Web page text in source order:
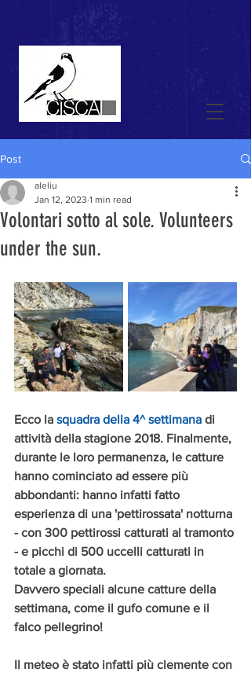
Post
Volontari sotto al sole. Volunteers
under the sun.
aleliu
Jan 12, 2023 1 min read
Ecco la squadra della 4^ settimana di
attività della stagione 2018. Finalmente,
durante le loro permanenza, le catture
hanno cominciato ad essere più
abbondanti: hanno infatti fatto
esperienza di una 'pettirossata' notturna
- con 300 pettirossi catturati al tramonto
- e picchi di 500 uccelli catturati in
totale a giornata.
Davvero speciali alcune catture della
settimana, come il gufo comune e il
falco pellegrino!
Il meteo è stato infatti più clemente con